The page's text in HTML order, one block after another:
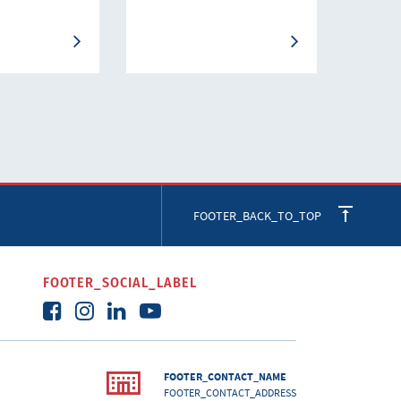
FOOTER_BACK_TO_TOP
FOOTER_SOCIAL_LABEL
FOOTER_CONTACT_NAME
FOOTER_CONTACT_ADDRESS